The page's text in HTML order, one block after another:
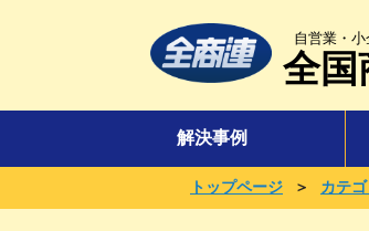
自営業・
全国
解決事例
トップページ ＞ カテ